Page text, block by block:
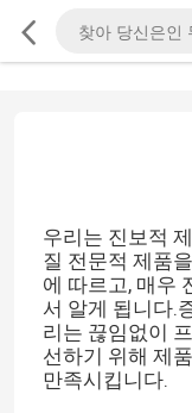
우리는 진보적
질 전문적 제품
에 따르고, 매우
서 알게 됩니다.
리는 끊임없이
선하기 위해 제
만족시킵니다.